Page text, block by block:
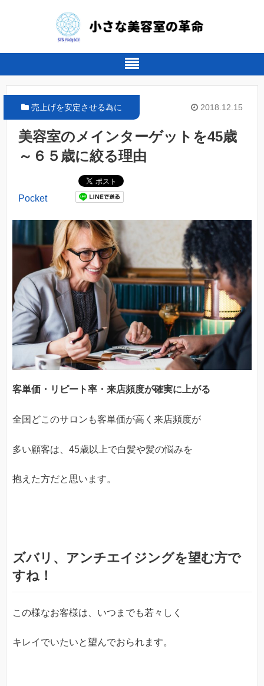
2018.12.15
売上げを安定させる為に
美容室のメインターゲットを45歳
～６５歳に絞る理由
Pocket
客単価・リピート率・来店頻度が確実に上がる
全国どこのサロンも客単価が高く来店頻度が
多い顧客は、45歳以上で白髪や髪の悩みを
抱えた方だと思います。
ズバリ、アンチエイジングを望む方で
すね！
この様なお客様は、いつまでも若々しく
キレイでいたいと望んでおられます。